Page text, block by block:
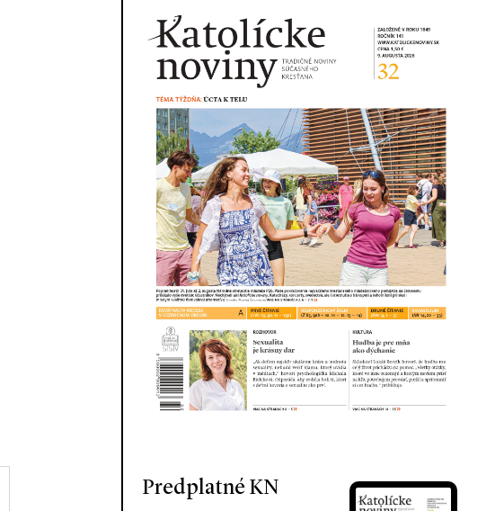
Predplatné KN